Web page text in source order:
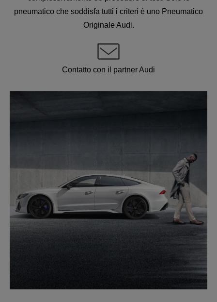
pneumatico che soddisfa tutti i criteri è uno Pneumatico
Originale Audi.
Contatto con il partner Audi